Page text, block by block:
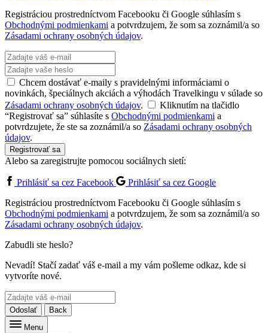
Registráciou prostredníctvom Facebooku či Google súhlasím s
Obchodnými podmienkami a potvrdzujem, že som sa zoznámil/a so
Zásadami ochrany osobných údajov.
Chcem dostávať e-maily s pravidelnými informáciami o
novinkách, špeciálnych akciách a výhodách Travelkingu v súlade so
Zásadami ochrany osobných údajov.
Kliknutím na tlačidlo
“Registrovať sa” súhlasíte s Obchodnými podmienkami a
potvrdzujete, že ste sa zoznámil/a so Zásadami ochrany osobných
údajov.
Registrovať sa
Alebo sa zaregistrujte pomocou sociálnych sietí:
Prihlásiť sa cez Facebook
Prihlásiť sa cez Google
Registráciou prostredníctvom Facebooku či Google súhlasím s
Obchodnými podmienkami a potvrdzujem, že som sa zoznámil/a so
Zásadami ochrany osobných údajov.
Zabudli ste heslo?
Nevadí! Stačí zadať váš e-mail a my vám pošleme odkaz, kde si
vytvoríte nové.
Odoslať
Back
Menu